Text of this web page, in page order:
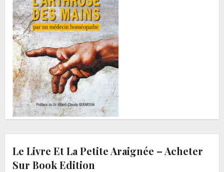
Le Livre Et La Petite Araignée – Acheter
Sur Book Edition